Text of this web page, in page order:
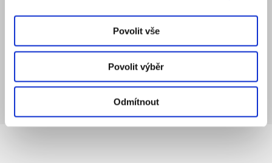
Povolit vše
Povolit výběr
Odmítnout
AL
Anna-Marie Lichtenbergová